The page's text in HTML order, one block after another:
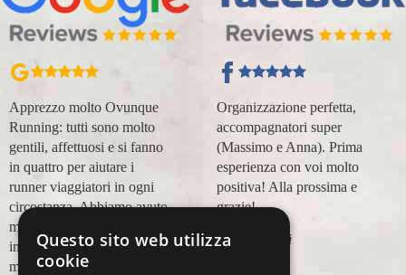
Apprezzo molto Ovunque
Running: tutti sono molto
gentili, affettuosi e si fanno
in quattro per aiutare i
runner viaggiatori in ogni
circostanza. Abbiamo avuto
modo di appoggiarci a loro
in più occasioni, per delle
maratone (NYC18, Praga
Organizzazione perfetta,
accompagnatori super
(Massimo e Anna). Prima
esperienza con voi molto
positiva! Alla prossima e
grazie!
Lara Buranti
Questo sito web utilizza
cookie